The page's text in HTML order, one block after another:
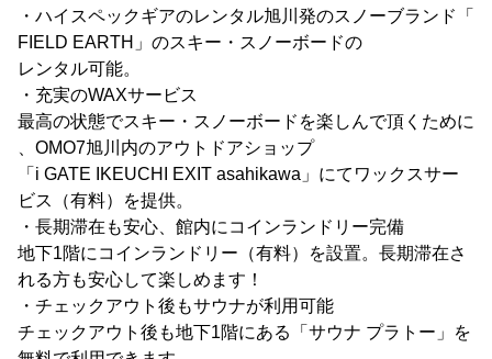
・ハイスペックギアのレンタル旭川発のスノーブランド「
FIELD EARTH」のスキー・スノーボードの
レンタル可能。
・充実のWAXサービス
最高の状態でスキー・スノーボードを楽しんで頂くために
、OMO7旭川内のアウトドアショップ
「i GATE IKEUCHI EXIT asahikawa」にてワックスサー
ビス（有料）を提供。
・長期滞在も安心、館内にコインランドリー完備
地下1階にコインランドリー（有料）を設置。長期滞在さ
れる方も安心して楽しめます！
・チェックアウト後もサウナが利用可能
チェックアウト後も地下1階にある「サウナ プラトー」を